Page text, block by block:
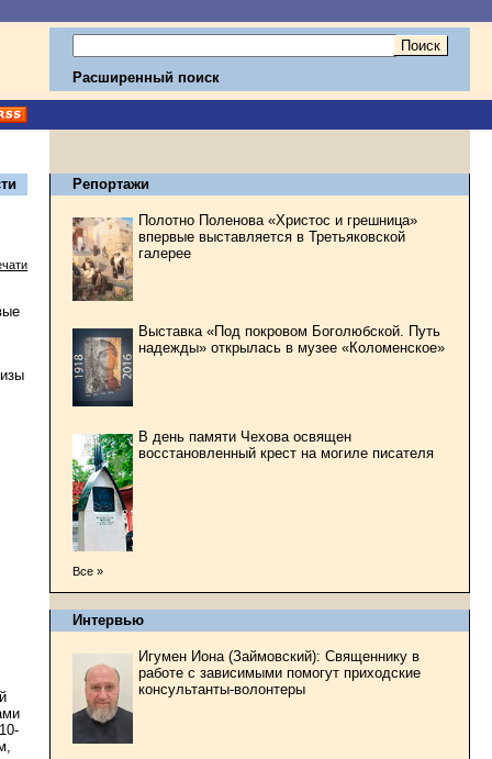
Расширенный поиск
Репортажи
Полотно Поленова «Христос и грешница»
впервые выставляется в Третьяковской
галерее
Выставка «Под покровом Боголюбской. Путь
надежды» открылась в музее «Коломенское»
В день памяти Чехова освящен
восстановленный крест на могиле писателя
Все »
Интервью
Игумен Иона (Займовский): Священнику в
работе с зависимыми помогут приходские
консультанты-волонтеры